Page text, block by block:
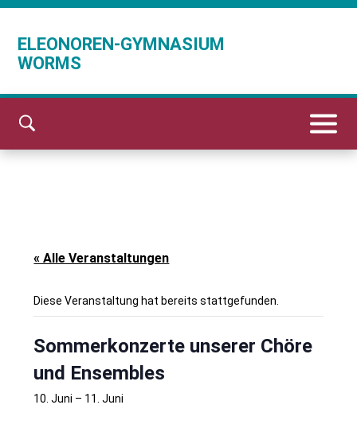
ELEONOREN-GYMNASIUM
WORMS
« Alle Veranstaltungen
Diese Veranstaltung hat bereits stattgefunden.
Sommerkonzerte unserer Chöre
und Ensembles
10. Juni – 11. Juni